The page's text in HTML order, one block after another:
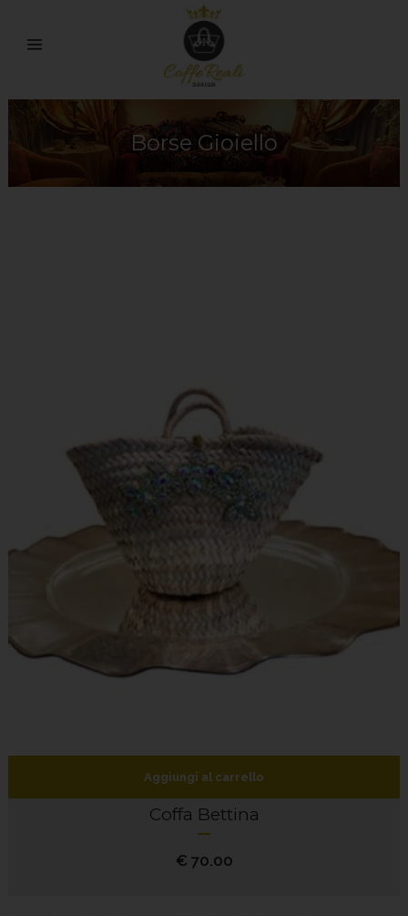
Borse Gioiello
Aggiungi al carrello
Coffa Bettina
€ 70.00